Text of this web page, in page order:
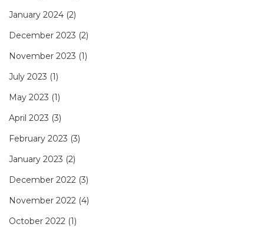
January 2024 (2)
December 2023 (2)
November 2023 (1)
July 2023 (1)
May 2023 (1)
April 2023 (3)
February 2023 (3)
January 2023 (2)
December 2022 (3)
November 2022 (4)
October 2022 (1)